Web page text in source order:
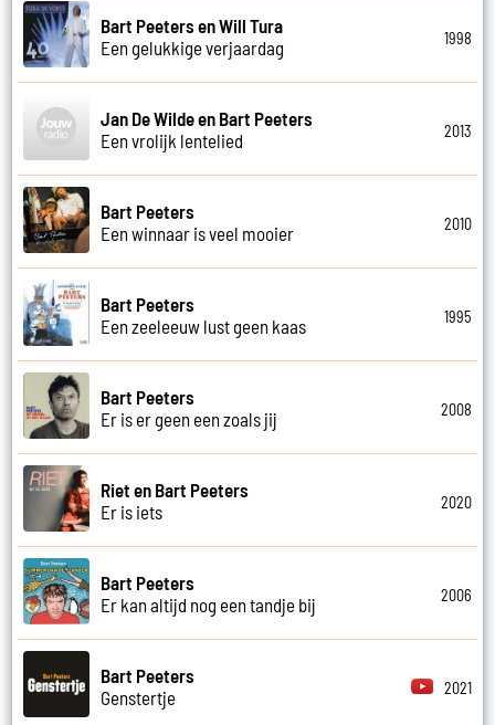
Bart Peeters en Will Tura
Een gelukkige verjaardag
1998
Jan De Wilde en Bart Peeters
Een vrolijk lentelied
2013
Bart Peeters
Een winnaar is veel mooier
2010
Bart Peeters
Een zeeleeuw lust geen kaas
1995
Bart Peeters
Er is er geen een zoals jij
2008
Riet en Bart Peeters
Er is iets
2020
Bart Peeters
Er kan altijd nog een tandje bij
2006
Bart Peeters
Genstertje
2021